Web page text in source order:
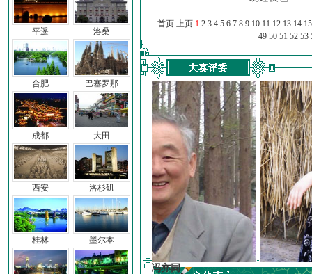
平遥
合肥
成都
西安
桂林
洛桑
巴塞罗那
大田
洛杉矶
墨尔本
首页 上页 1 2 3 4 5 6 7 8 9 10 11 12 13 14 15
49 50 51 52 53
冯亦同